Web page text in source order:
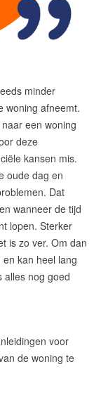
minder
woning afneemt.
een woning
deze
kansen mis.
oude dag en
Dat
wanneer de tijd
lopen. Sterker
is zo ver. Om dan
kan heel lang
alles nog goed
voor
de woning te